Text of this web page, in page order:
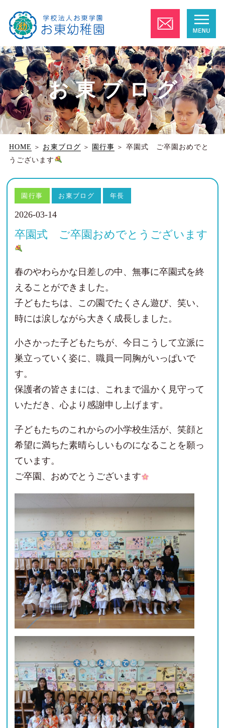
お東ブログ
HOME ＞ お東ブログ ＞ 園行事 ＞ 卒園式 ご卒園おめでと
うございます
園行事 お東ブログ 年長
2026-03-14
卒園式 ご卒園おめでとうございます
春のやわらかな日差しの中、無事に卒園式を終
えることができました。
子どもたちは、この園でたくさん遊び、笑い、
時には涙しながら大きく成長しました。
小さかった子どもたちが、今日こうして立派に
巣立っていく姿に、職員一同胸がいっぱいで
す。
保護者の皆さまには、これまで温かく見守って
いただき、心より感謝申し上げます。
子どもたちのこれからの小学校生活が、笑顔と
希望に満ちた素晴らしいものになることを願っ
ています。
ご卒園、おめでとうございます